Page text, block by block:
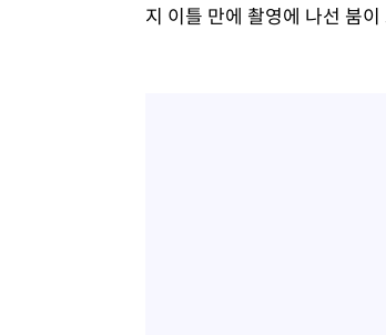
지 이틀 만에 촬영에 나선 붐